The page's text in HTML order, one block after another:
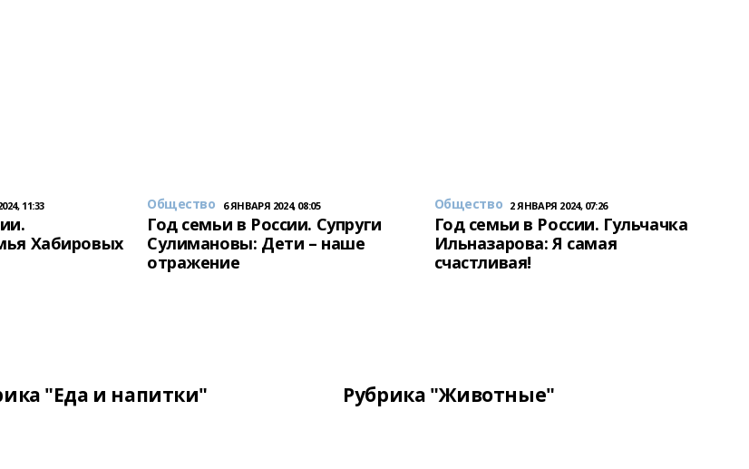
11:33
Хабировых
Общество 6 ЯНВАРЯ 2024, 08:05
Год семьи в России. Супруги
Сулимановы: Дети – наше
отражение
Общество 2 ЯНВАРЯ 2024, 07:26
Год семьи в России. Гульчачка
Ильназарова: Я самая
счастливая!
"Еда и напитки" Рубрика "Животные"